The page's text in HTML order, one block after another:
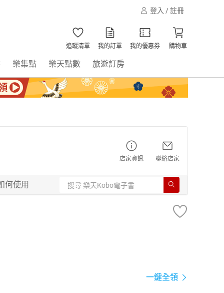
登入 / 註冊
追蹤清單 我的訂單 我的優惠券 購物車
樂集點 樂天點數 旅遊訂房
店家資訊 聯絡店家
何使用
一鍵全領